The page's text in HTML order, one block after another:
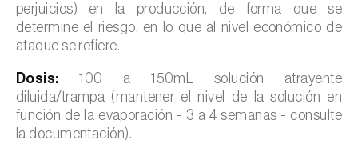
perjuicios) en la producción, de forma que se
determine el riesgo, en lo que al nivel económico de
ataque se refiere.
Dosis: 100 a 150mL solución atrayente
diluida/trampa (mantener el nivel de la solución en
función de la evaporación - 3 a 4 semanas - consulte
la documentación).